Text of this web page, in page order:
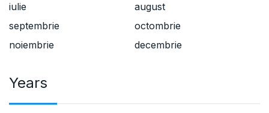
iulie
august
septembrie
octombrie
noiembrie
decembrie
Years